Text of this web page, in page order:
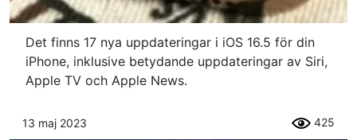
Det finns 17 nya uppdateringar i iOS 16.5 för din
iPhone, inklusive betydande uppdateringar av Siri,
Apple TV och Apple News.
13 maj 2023 425